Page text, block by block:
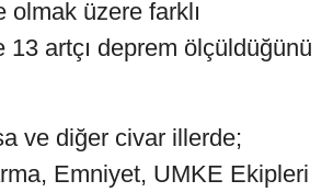
olmak üzere farklı
13 artçı deprem ölçüldüğünü
ve diğer civar illerde;
Emniyet, UMKE Ekipleri